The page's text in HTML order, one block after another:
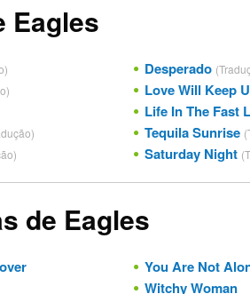
Eagles
Desperado
Love Will Keep
Life In The Fast
Tequila Sunrise
Saturday Night
de Eagles
You Are Not
Witchy Woman